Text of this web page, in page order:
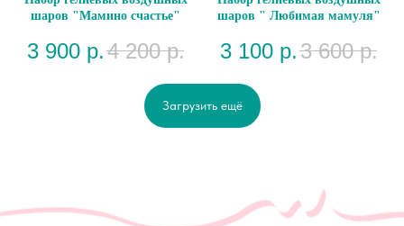
шаров "Мамино счастье"
3 900 р.4 200 р.
шаров " Любимая мамуля"
3 100 р.3 600 р.
Загрузить ещё